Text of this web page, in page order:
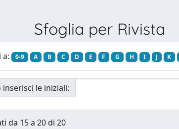
Sfoglia per Rivista
a: 0-9 A B C D E F G H I J K
inserisci le iniziali:
da 15 a 20 di 20